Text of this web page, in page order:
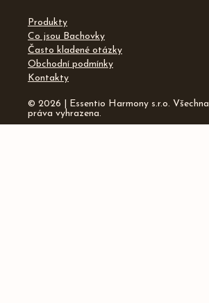
Produkty
Co jsou Bachovky
Často kladené otázky
Obchodní podmínky
Kontakty
© 2026 | Essentio Harmony s.r.o. Všechna
práva vyhrazena.